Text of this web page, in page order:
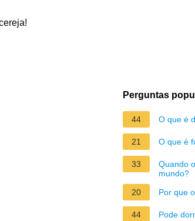
Perguntas
44 O que é
21 O que é
33
Quando
mundo?
20
Por que
44 Pode